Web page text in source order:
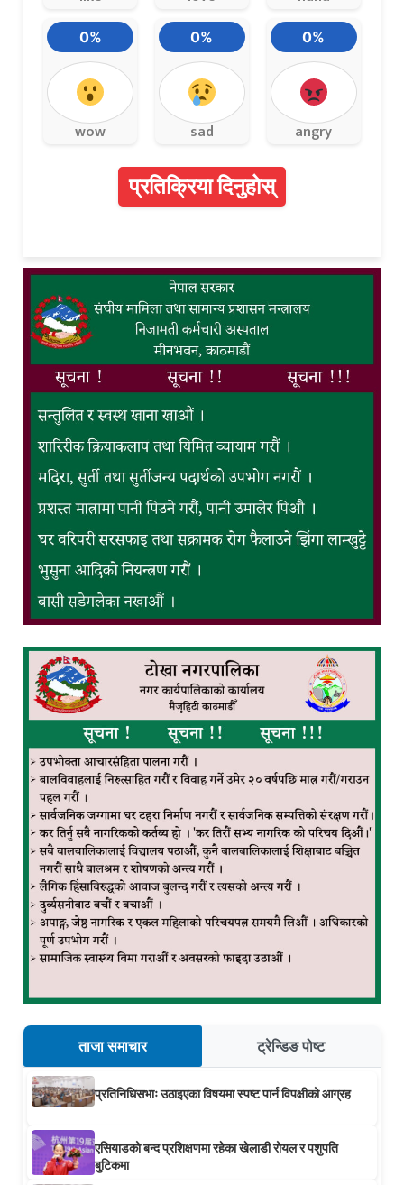
0%
wow
0%
sad
0%
angry
प्रतिक्रिया दिनुहोस्
ताजा समाचार ट्रेन्डिङ पोष्ट
प्रतिनिधिसभाः उठाइएका विषयमा स्पष्ट पार्न विपक्षीको आग्रह
एसियाडको बन्द प्रशिक्षणमा रहेका खेलाडी रोयल र पशुपति
बुटिकमा